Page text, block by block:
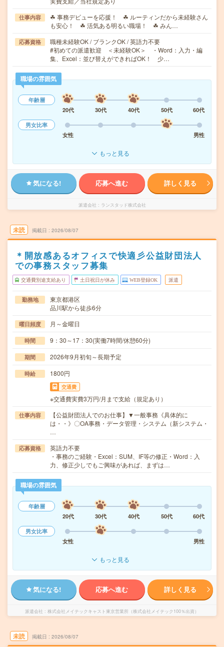
仕事内容
☘ 事務デビューを応援！ ☘ ルーティンだから未経験さん
も安心！ ☘ 活気ある明るい職場！ ☘ みん…
応募資格
職種未経験OK / ブランクOK / 英語力不要
#初めての派遣歓迎 ＜未経験OK＞ ・Word：入力・編
集、Excel：並び替えができればOK！ 少…
職場の雰囲気
年齢層
20代
30代 40代 50代
60代
男女比率
女性
男性
もっと見る
気になる! 応募へ進む 詳しく見る
派遣会社 ランスタッド株式会社
未読 掲載日 2026/08/07
＊開放感あるオフィスで快適彡公益財団法人
での事務スタッフ募集
交通費別途支給あり 土日祝日が休み WEB登録OK 派遣
勤務地
東京都港区
品川駅から徒歩6分
曜日頻度 月～金曜日
時間 9：30～17：30(実働7時間/休憩60分)
期間 2026年9月初旬～長期予定
時給 1800円
交通費
※交通費実費3万円/月まで支給（規定あり）
仕事内容
【公益財団法人でのお仕事】▼一般事務《具体的に
は・・》〇OA事務・データ管理・システム（新システム・
…
応募資格
英語力不要
・事務のご経験・Excel：SUM、IF等の修正・Word：入
力、修正少しでもご興味があれば、まずは…
職場の雰囲気
年齢層
20代
30代 40代 50代
60代
男女比率
女性
男性
もっと見る
気になる! 応募へ進む 詳しく見る
派遣会社 株式会社メイテックキャスト東京営業所（株式会社メイテック100％出資）
未読 掲載日 2026/08/07